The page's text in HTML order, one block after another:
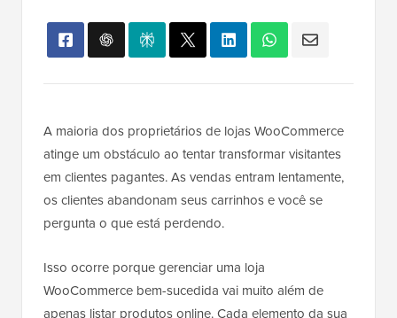
A maioria dos proprietários de lojas WooCommerce
atinge um obstáculo ao tentar transformar visitantes
em clientes pagantes. As vendas entram lentamente,
os clientes abandonam seus carrinhos e você se
pergunta o que está perdendo.
Isso ocorre porque gerenciar uma loja
WooCommerce bem-sucedida vai muito além de
apenas listar produtos online. Cada elemento da sua